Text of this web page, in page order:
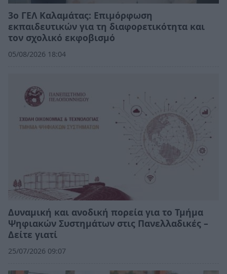
3ο ΓΕΛ Καλαμάτας: Επιμόρφωση
εκπαιδευτικών για τη διαφορετικότητα και
τον σχολικό εκφοβισμό
05/08/2026 18:04
Δυναμική και ανοδική πορεία για το Τμήμα
Ψηφιακών Συστημάτων στις Πανελλαδικές –
Δείτε γιατί
25/07/2026 09:07